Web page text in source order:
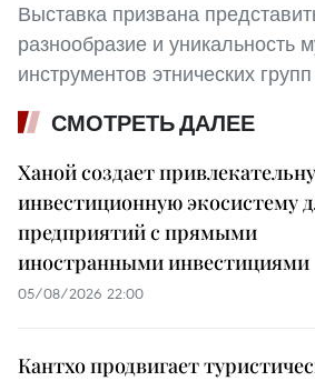
Выставка призвана
разнообразие и уникальность
инструментов этнических
СМОТРЕТЬ ДАЛЕЕ
Ханой создает
инвестиционную экосистему
предприятий с прямыми
иностранными инвестициями
05/08/2026 22:00
Кантхо продвигает